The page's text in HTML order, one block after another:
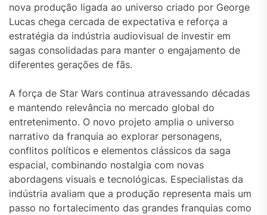
nova produção ligada ao universo criado por George
Lucas chega cercada de expectativa e reforça a
estratégia da indústria audiovisual de investir em
sagas consolidadas para manter o engajamento de
diferentes gerações de fãs.
A força de Star Wars continua atravessando décadas
e mantendo relevância no mercado global do
entretenimento. O novo projeto amplia o universo
narrativo da franquia ao explorar personagens,
conflitos políticos e elementos clássicos da saga
espacial, combinando nostalgia com novas
abordagens visuais e tecnológicas. Especialistas da
indústria avaliam que a produção representa mais um
passo no fortalecimento das grandes franquias como